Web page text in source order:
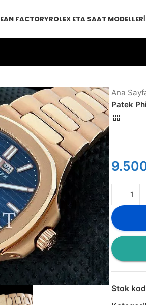
FACTORYROLEX ETA SAAT MODELLERI
Ana
Patek
Stok